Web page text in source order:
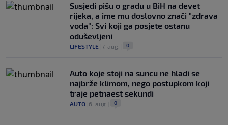
Susjedi pišu o gradu u BiH na devet
rijeka, a ime mu doslovno znači "zdrava
voda": Svi koji ga posjete ostanu
oduševljeni
LIFESTYLE 7. aug. 0
Auto koje stoji na suncu ne hladi se
najbrže klimom, nego postupkom koji
traje petnaest sekundi
AUTO 6. aug. 0